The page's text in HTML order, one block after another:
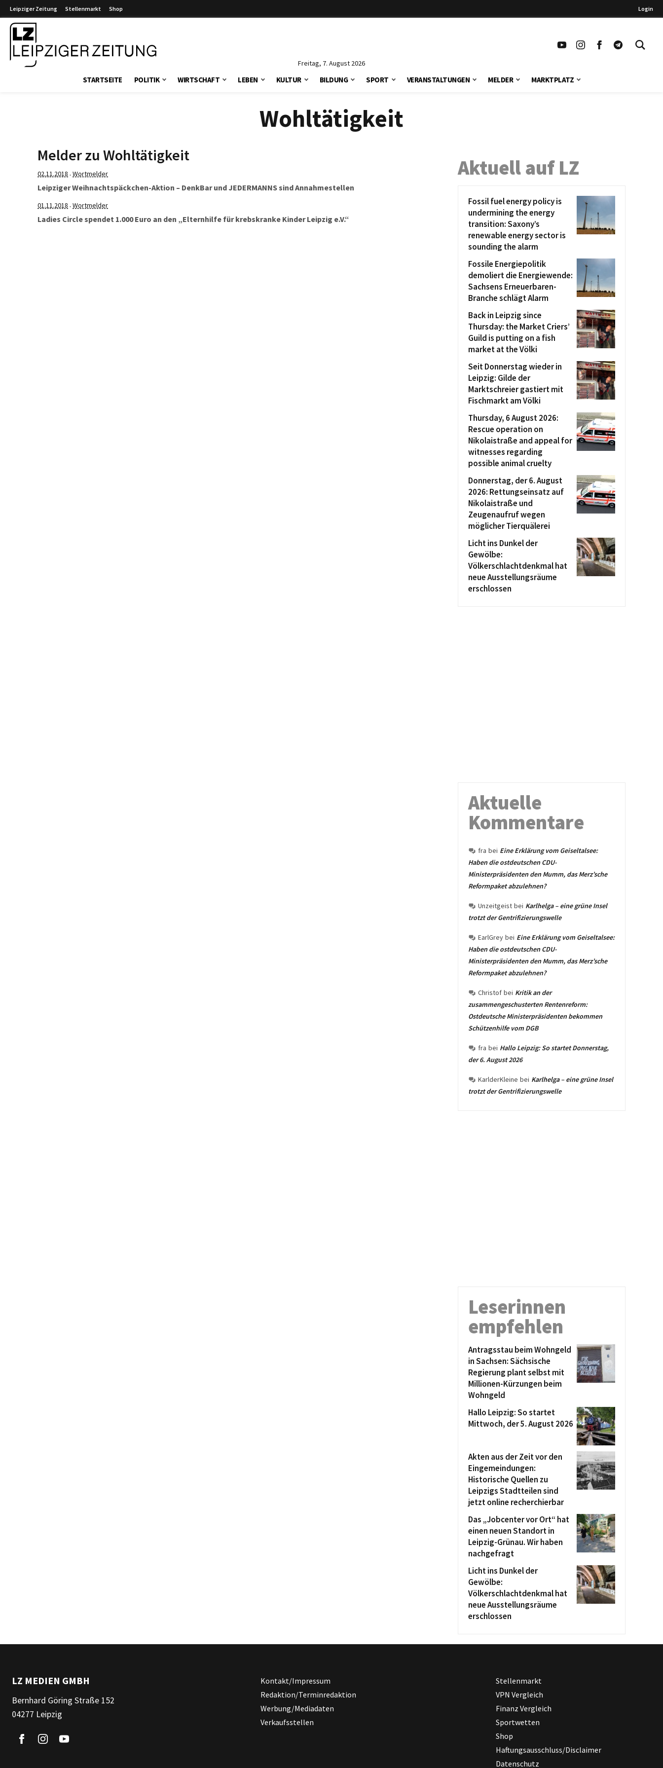
Leipziger Zeitung Stellenmarkt Shop Login
Freitag, 7. August 2026
STARTSEITE POLITIK WIRTSCHAFT LEBEN KULTUR BILDUNG SPORT VERANSTALTUNGEN MELDER MARKTPLATZ
Wohltätigkeit
Melder zu Wohltätigkeit
02.11.2018 · Wortmelder
Leipziger Weihnachtspäckchen-Aktion – DenkBar und JEDERMANNS sind Annahmestellen
01.11.2018 · Wortmelder
Ladies Circle spendet 1.000 Euro an den „Elternhilfe für krebskranke Kinder Leipzig e.V.“
Aktuell auf LZ
Fossil fuel energy policy is
undermining the energy
transition: Saxony’s
renewable energy sector is
sounding the alarm
Fossile Energiepolitik
demoliert die Energiewende:
Sachsens Erneuerbaren-
Branche schlägt Alarm
Back in Leipzig since
Thursday: the Market Criers’
Guild is putting on a fish
market at the Völki
Seit Donnerstag wieder in
Leipzig: Gilde der
Marktschreier gastiert mit
Fischmarkt am Völki
Thursday, 6 August 2026:
Rescue operation on
Nikolaistraße and appeal for
witnesses regarding
possible animal cruelty
Donnerstag, der 6. August
2026: Rettungseinsatz auf
Nikolaistraße und
Zeugenaufruf wegen
möglicher Tierquälerei
Licht ins Dunkel der
Gewölbe:
Völkerschlachtdenkmal hat
neue Ausstellungsräume
erschlossen
Aktuelle
Kommentare
fra bei Eine Erklärung vom Geiseltalsee:
Haben die ostdeutschen CDU-
Ministerpräsidenten den Mumm, das Merz’sche
Reformpaket abzulehnen?
Unzeitgeist bei Karlhelga – eine grüne Insel
trotzt der Gentrifizierungswelle
EarlGrey bei Eine Erklärung vom Geiseltalsee:
Haben die ostdeutschen CDU-
Ministerpräsidenten den Mumm, das Merz’sche
Reformpaket abzulehnen?
Christof bei Kritik an der
zusammengeschusterten Rentenreform:
Ostdeutsche Ministerpräsidenten bekommen
Schützenhilfe vom DGB
fra bei Hallo Leipzig: So startet Donnerstag,
der 6. August 2026
KarlderKleine bei Karlhelga – eine grüne Insel
trotzt der Gentrifizierungswelle
Leserinnen
empfehlen
Antragsstau beim Wohngeld
in Sachsen: Sächsische
Regierung plant selbst mit
Millionen-Kürzungen beim
Wohngeld
Hallo Leipzig: So startet
Mittwoch, der 5. August 2026
Akten aus der Zeit vor den
Eingemeindungen:
Historische Quellen zu
Leipzigs Stadtteilen sind
jetzt online recherchierbar
Das „Jobcenter vor Ort“ hat
einen neuen Standort in
Leipzig-Grünau. Wir haben
nachgefragt
Licht ins Dunkel der
Gewölbe:
Völkerschlachtdenkmal hat
neue Ausstellungsräume
erschlossen
LZ MEDIEN GMBH
Bernhard Göring Straße 152
04277 Leipzig
Kontakt/Impressum
Redaktion/Terminredaktion
Werbung/Mediadaten
Verkaufsstellen
Stellenmarkt
VPN Vergleich
Finanz Vergleich
Sportwetten
Shop
Haftungsausschluss/Disclaimer
Datenschutz